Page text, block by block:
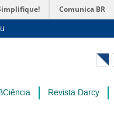
Comunica BR
Revista Darcy